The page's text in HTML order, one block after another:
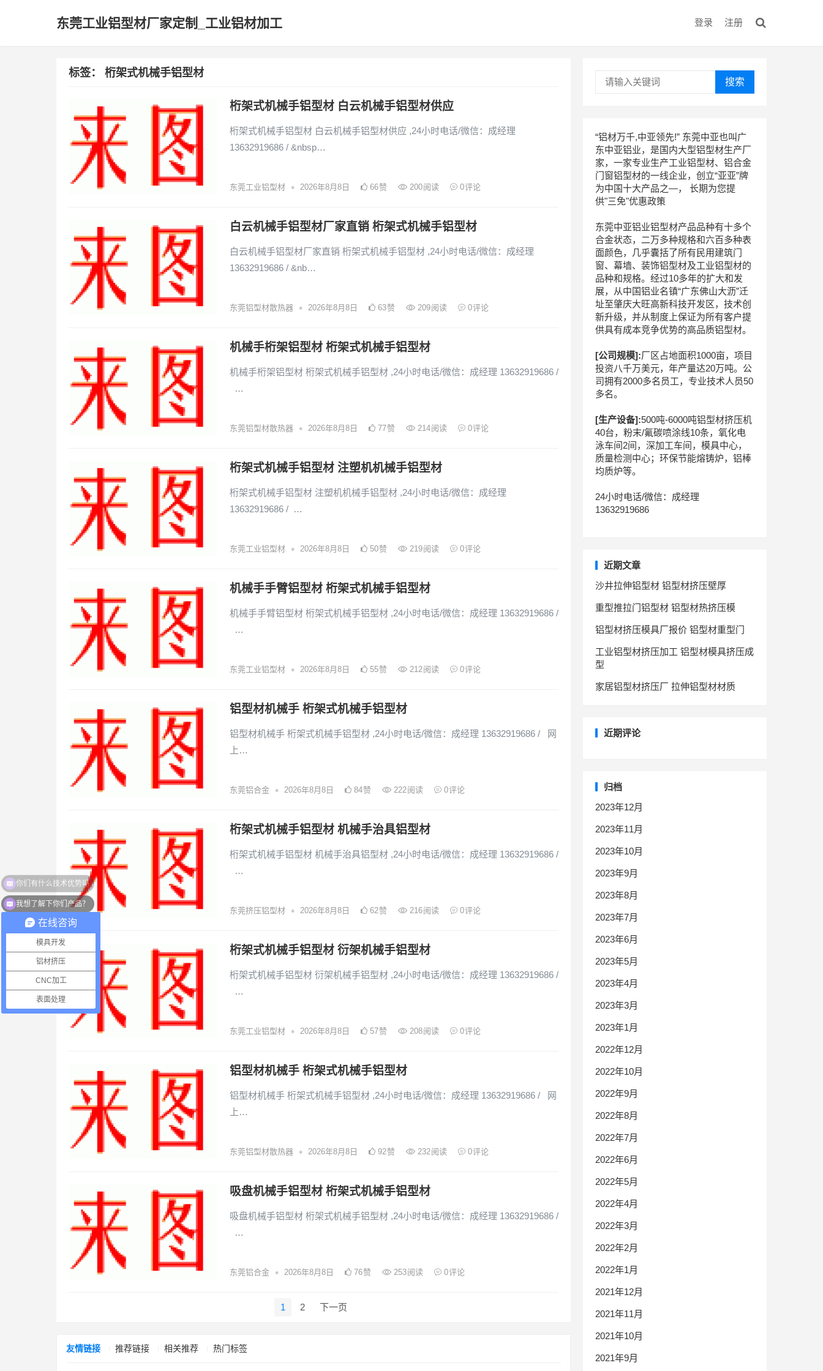
东莞工业铝型材厂家定制_工业铝材加工 登录 注册
标签： 桁架式机械手铝型材
桁架式机械手铝型材 白云机械手铝型材供应
桁架式机械手铝型材 白云机械手铝型材供应 ,24小时电话/微信：成经理
13632919686 / &nbsp…
东莞工业铝型材 • 2026年8月8日 66赞 200阅读 0评论
白云机械手铝型材厂家直销 桁架式机械手铝型材
白云机械手铝型材厂家直销 桁架式机械手铝型材 ,24小时电话/微信：成经理
13632919686 / &nb…
东莞铝型材散热器 • 2026年8月8日 63赞 209阅读 0评论
机械手桁架铝型材 桁架式机械手铝型材
机械手桁架铝型材 桁架式机械手铝型材 ,24小时电话/微信：成经理 13632919686 /
…
东莞铝型材散热器 • 2026年8月8日 77赞 214阅读 0评论
桁架式机械手铝型材 注塑机机械手铝型材
桁架式机械手铝型材 注塑机机械手铝型材 ,24小时电话/微信：成经理
13632919686 / …
东莞工业铝型材 • 2026年8月8日 50赞 219阅读 0评论
机械手手臂铝型材 桁架式机械手铝型材
机械手手臂铝型材 桁架式机械手铝型材 ,24小时电话/微信：成经理 13632919686 /
…
东莞工业铝型材 • 2026年8月8日 55赞 212阅读 0评论
铝型材机械手 桁架式机械手铝型材
铝型材机械手 桁架式机械手铝型材 ,24小时电话/微信：成经理 13632919686 / 网
上…
东莞铝合金 • 2026年8月8日 84赞 222阅读 0评论
桁架式机械手铝型材 机械手治具铝型材
桁架式机械手铝型材 机械手治具铝型材 ,24小时电话/微信：成经理 13632919686 /
…
东莞挤压铝型材 • 2026年8月8日 62赞 216阅读 0评论
桁架式机械手铝型材 衍架机械手铝型材
桁架式机械手铝型材 衍架机械手铝型材 ,24小时电话/微信：成经理 13632919686 /
…
东莞工业铝型材 • 2026年8月8日 57赞 208阅读 0评论
铝型材机械手 桁架式机械手铝型材
铝型材机械手 桁架式机械手铝型材 ,24小时电话/微信：成经理 13632919686 / 网
上…
东莞铝型材散热器 • 2026年8月8日 92赞 232阅读 0评论
吸盘机械手铝型材 桁架式机械手铝型材
吸盘机械手铝型材 桁架式机械手铝型材 ,24小时电话/微信：成经理 13632919686 /
…
东莞铝合金 • 2026年8月8日 76赞 253阅读 0评论
1 2 下一页
友情链接 推荐链接 相关推荐 热门标签
搜索
“铝材万千,中亚领先!” 东莞中亚也叫广
东中亚铝业，是国内大型铝型材生产厂
家，一家专业生产工业铝型材、铝合金
门窗铝型材的一线企业，创立“亚亚”牌
为中国十大产品之—， 长期为您提
供"三免"优惠政策
东莞中亚铝业铝型材产品品种有十多个
合金状态，二万多种规格和六百多种表
面颜色，几乎囊括了所有民用建筑门
窗、幕墙、装饰铝型材及工业铝型材的
品种和规格。经过10多年的扩大和发
展，从中国铝业名镇“广东佛山大沥”迁
址至肇庆大旺高新科技开发区，技术创
新升级，并从制度上保证为所有客户提
供具有成本竞争优势的高品质铝型材。
[公司规模]:厂区占地面积1000亩，项目
投资八千万美元，年产量达20万吨。公
司拥有2000多名员工，专业技术人员50
多名。
[生产设备]:500吨-6000吨铝型材挤压机
40台，粉末/氟碳喷涂线10条，氧化电
泳车间2间，深加工车间，模具中心，
质量检测中心；环保节能熔铸炉，铝棒
均质炉等。
24小时电话/微信：成经理
13632919686
近期文章
沙井拉伸铝型材 铝型材挤压壁厚
重型推拉门铝型材 铝型材热挤压模
铝型材挤压模具厂报价 铝型材重型门
工业铝型材挤压加工 铝型材模具挤压成
型
家居铝型材挤压厂 拉伸铝型材材质
近期评论
归档
2023年12月
2023年11月
2023年10月
2023年9月
2023年8月
2023年7月
2023年6月
2023年5月
2023年4月
2023年3月
2023年1月
2022年12月
2022年10月
2022年9月
2022年8月
2022年7月
2022年6月
2022年5月
2022年4月
2022年3月
2022年2月
2022年1月
2021年12月
2021年11月
2021年10月
2021年9月
在线咨询
模具开发
铝材挤压
CNC加工
表面处理
我想了解下你们产品？